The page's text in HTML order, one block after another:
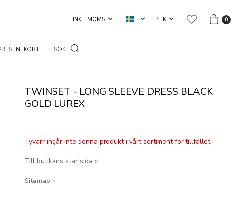
0
SÖK
TWINSET - LONG SLEEVE DRESS BLACK
GOLD LUREX
Tyvärr ingår inte denna produkt i vårt sortiment för tillfället.
Till butikens startsida »
Sitemap »